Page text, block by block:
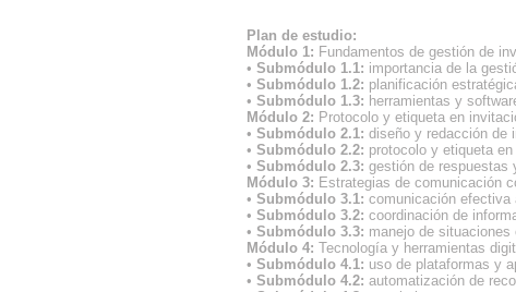
Plan de estudio:
Módulo 1: Fundamentos de gestión de
• Submódulo 1.1: importancia de la
• Submódulo 1.2: planificación
• Submódulo 1.3: herramientas y
Módulo 2: Protocolo y etiqueta en
• Submódulo 2.1: diseño y redacción de
• Submódulo 2.2: protocolo y etiqueta en
• Submódulo 2.3: gestión de respuestas
Módulo 3: Estrategias de comunicación
• Submódulo 3.1: comunicación efectiva
• Submódulo 3.2: coordinación de
• Submódulo 3.3: manejo de situaciones
Módulo 4: Tecnología y herramientas
• Submódulo 4.1: uso de plataformas y
• Submódulo 4.2: automatización de